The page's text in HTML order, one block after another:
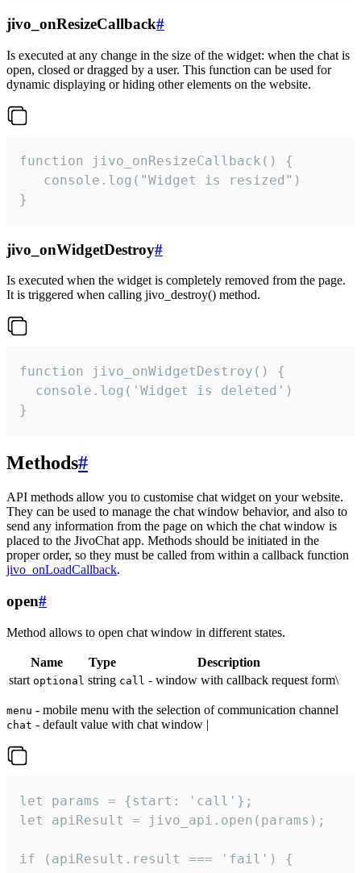
jivo_onResizeCallback#
Is executed at any change in the size of the widget: when the chat is
open, closed or dragged by a user. This function can be used for
dynamic displaying or hiding other elements on the website.
function jivo_onResizeCallback() {
   console.log("Widget is resized")
}
jivo_onWidgetDestroy#
Is executed when the widget is completely removed from the page.
It is triggered when calling jivo_destroy() method.
function jivo_onWidgetDestroy() {
  console.log('Widget is deleted')
}
Methods#
API methods allow you to customise chat widget on your website.
They can be used to manage the chat window behavior, and also to
send any information from the page on which the chat window is
placed to the JivoChat app. Methods should be initiated in the
proper order, so they must be called from within a callback function
jivo_onLoadCallback.
open#
Method allows to open chat window in different states.
Name Type
Description
start optional string call - window with callback request form\
menu - mobile menu with the selection of communication channel
chat - default value with chat window |
let params = {start: 'call'};
let apiResult = jivo_api.open(params);
if (apiResult.result === 'fail') {